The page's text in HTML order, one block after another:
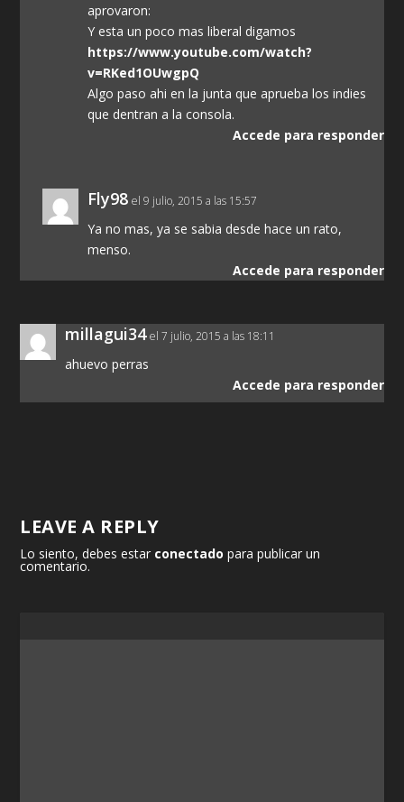
aprovaron:
Y esta un poco mas liberal digamos
https://www.youtube.com/watch?
v=RKed1OUwgpQ
Algo paso ahi en la junta que aprueba los indies
que dentran a la consola.
Accede para responder
Fly98 el 9 julio, 2015 a las 15:57
Ya no mas, ya se sabia desde hace un rato,
menso.
Accede para responder
millagui34 el 7 julio, 2015 a las 18:11
ahuevo perras
Accede para responder
LEAVE A REPLY
Lo siento, debes estar conectado para publicar un
comentario.